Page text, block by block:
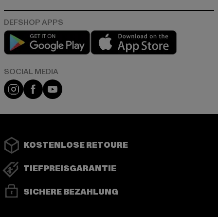
Play market
Instagram
FacebookYouTube
KOSTENLOSE RETOURE
TIEFPREISGARANTIE
SICHERE BEZAHLUNG